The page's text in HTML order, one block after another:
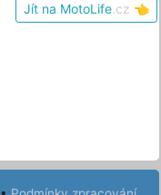
Jít na MotoLife .cz 👈